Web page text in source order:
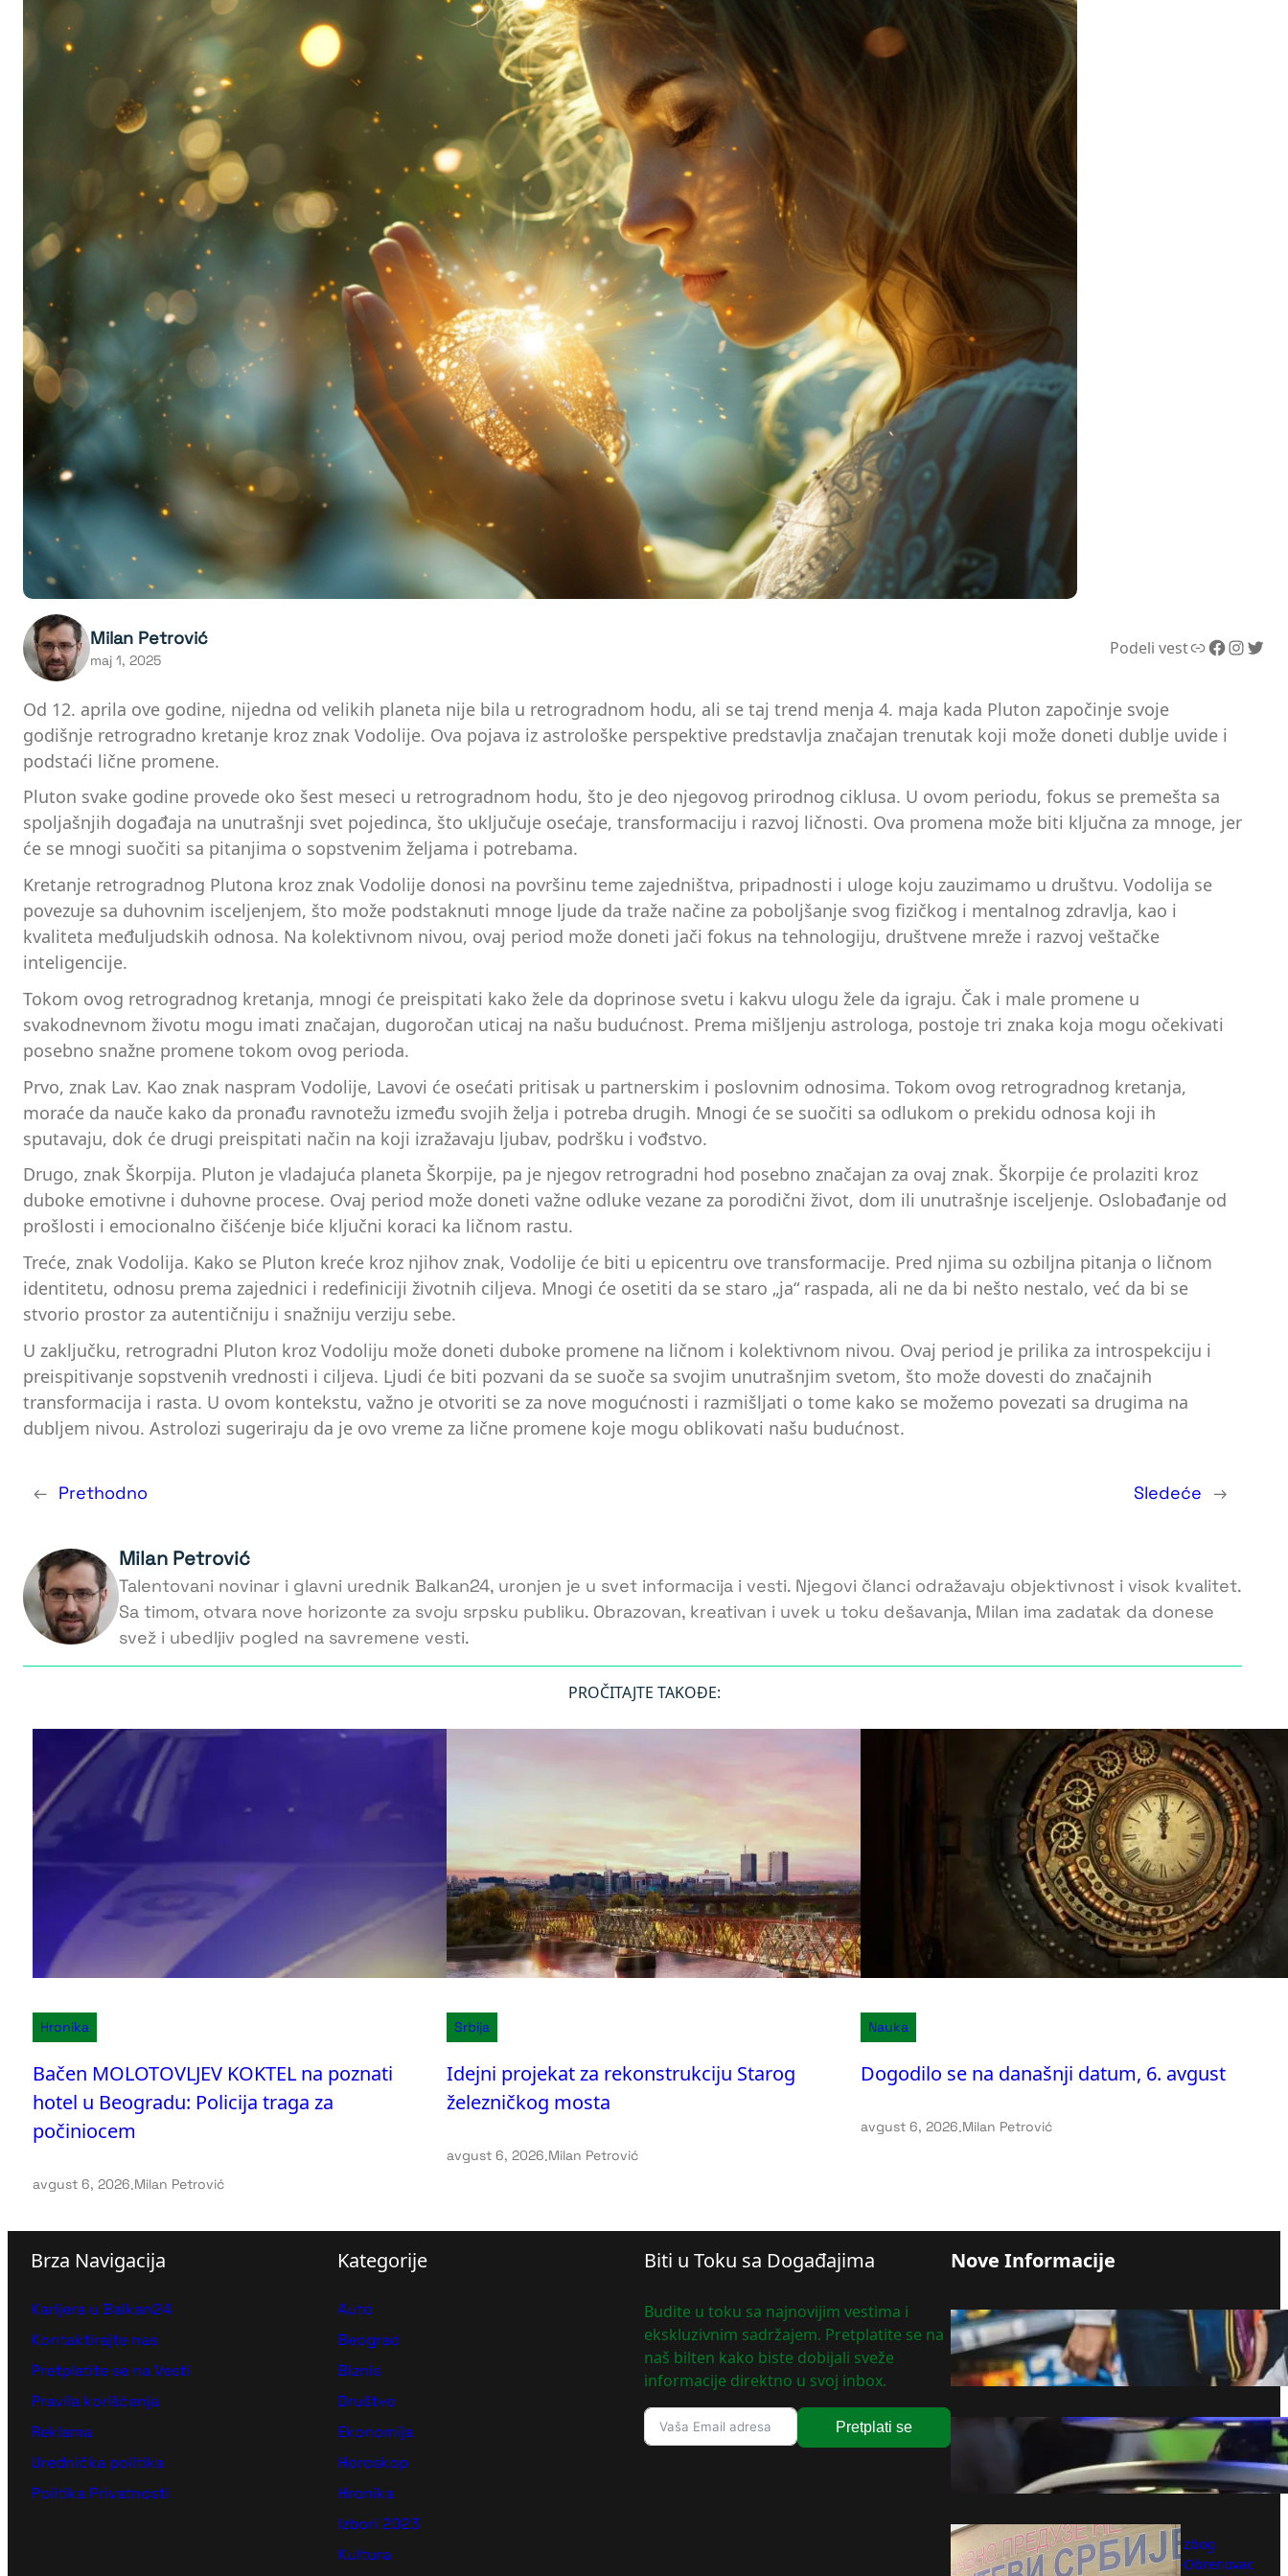
Milan Petrović
maj 1, 2025
Podeli vestLink Facebook InstagramTwitter
Od 12. aprila ove godine, nijedna od velikih planeta nije bila u retrogradnom hodu, ali se taj trend menja 4. maja kada Pluton započinje svoje
godišnje retrogradno kretanje kroz znak Vodolije. Ova pojava iz astrološke perspektive predstavlja značajan trenutak koji može doneti dublje uvide i
podstaći lične promene.
Pluton svake godine provede oko šest meseci u retrogradnom hodu, što je deo njegovog prirodnog ciklusa. U ovom periodu, fokus se premešta sa
spoljašnjih događaja na unutrašnji svet pojedinca, što uključuje osećaje, transformaciju i razvoj ličnosti. Ova promena može biti ključna za mnoge, jer
će se mnogi suočiti sa pitanjima o sopstvenim željama i potrebama.
Kretanje retrogradnog Plutona kroz znak Vodolije donosi na površinu teme zajedništva, pripadnosti i uloge koju zauzimamo u društvu. Vodolija se
povezuje sa duhovnim isceljenjem, što može podstaknuti mnoge ljude da traže načine za poboljšanje svog fizičkog i mentalnog zdravlja, kao i
kvaliteta međuljudskih odnosa. Na kolektivnom nivou, ovaj period može doneti jači fokus na tehnologiju, društvene mreže i razvoj veštačke
inteligencije.
Tokom ovog retrogradnog kretanja, mnogi će preispitati kako žele da doprinose svetu i kakvu ulogu žele da igraju. Čak i male promene u
svakodnevnom životu mogu imati značajan, dugoročan uticaj na našu budućnost. Prema mišljenju astrologa, postoje tri znaka koja mogu očekivati
posebno snažne promene tokom ovog perioda.
Prvo, znak Lav. Kao znak naspram Vodolije, Lavovi će osećati pritisak u partnerskim i poslovnim odnosima. Tokom ovog retrogradnog kretanja,
moraće da nauče kako da pronađu ravnotežu između svojih želja i potreba drugih. Mnogi će se suočiti sa odlukom o prekidu odnosa koji ih
sputavaju, dok će drugi preispitati način na koji izražavaju ljubav, podršku i vođstvo.
Drugo, znak Škorpija. Pluton je vladajuća planeta Škorpije, pa je njegov retrogradni hod posebno značajan za ovaj znak. Škorpije će prolaziti kroz
duboke emotivne i duhovne procese. Ovaj period može doneti važne odluke vezane za porodični život, dom ili unutrašnje isceljenje. Oslobađanje od
prošlosti i emocionalno čišćenje biće ključni koraci ka ličnom rastu.
Treće, znak Vodolija. Kako se Pluton kreće kroz njihov znak, Vodolije će biti u epicentru ove transformacije. Pred njima su ozbiljna pitanja o ličnom
identitetu, odnosu prema zajednici i redefiniciji životnih ciljeva. Mnogi će osetiti da se staro „ja“ raspada, ali ne da bi nešto nestalo, već da bi se
stvorio prostor za autentičniju i snažniju verziju sebe.
U zaključku, retrogradni Pluton kroz Vodoliju može doneti duboke promene na ličnom i kolektivnom nivou. Ovaj period je prilika za introspekciju i
preispitivanje sopstvenih vrednosti i ciljeva. Ljudi će biti pozvani da se suoče sa svojim unutrašnjim svetom, što može dovesti do značajnih
transformacija i rasta. U ovom kontekstu, važno je otvoriti se za nove mogućnosti i razmišljati o tome kako se možemo povezati sa drugima na
dubljem nivou. Astrolozi sugeriraju da je ovo vreme za lične promene koje mogu oblikovati našu budućnost.
← Prethodno Sledeće →
Milan Petrović
Talentovani novinar i glavni urednik Balkan24, uronjen je u svet informacija i vesti. Njegovi članci odražavaju objektivnost i visok kvalitet.
Sa timom, otvara nove horizonte za svoju srpsku publiku. Obrazovan, kreativan i uvek u toku dešavanja, Milan ima zadatak da donese
svež i ubedljiv pogled na savremene vesti.
PROČITAJTE TAKOĐE:
Hronika
Bačen MOLOTOVLJEV KOKTEL na poznati
hotel u Beogradu: Policija traga za
počiniocem
avgust 6, 2026.Milan Petrović
Srbija
Idejni projekat za rekonstrukciju Starog
železničkog mosta
avgust 6, 2026.Milan Petrović
Nauka
Dogodilo se na današnji datum, 6. avgust
avgust 6, 2026.Milan Petrović
Brza Navigacija
Karijera u Balkan24
Kontaktirajte nas
Pretplatite se na Vesti
Pravila korišćenja
Reklama
Urednička politika
Politika Privatnosti
Kategorije
Auto
Beograd
Biznis
Društvo
Ekonomija
Horoskop
Hronika
Izbori 2023
Kultura
Biti u Toku sa Događajima
Budite u toku sa najnovijim vestima i
ekskluzivnim sadržajem. Pretplatite se na
naš bilten kako biste dobijali sveže
informacije direktno u svoj inbox.
Pretplati se
Nove Informacije
Pametno planiraj početak nove
školske godine!
avgust 6, 2026
EKSPLOZIJA NA ZVEZDARI:
Oštećena fasada zgrade i tri
automobila
avgust 6, 2026
Izmene saobraćaja zbog
radova na putu Ub-Obrenovac